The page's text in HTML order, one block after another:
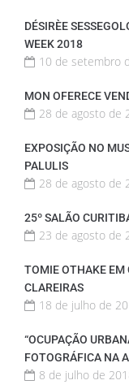
DÉSIRÈE
WEEK 2018
10 de setembro
MON OFERECE
28 de agosto de
EXPOSIÇÃO NO
PALULIS
28 de agosto de
25º SALÃO
23 de agosto de
TOMIE OTHAKE EM
CLAREIRAS
18 de julho de
“OCUPAÇÃO
FOTOGRÁFICA NA
8 de julho de